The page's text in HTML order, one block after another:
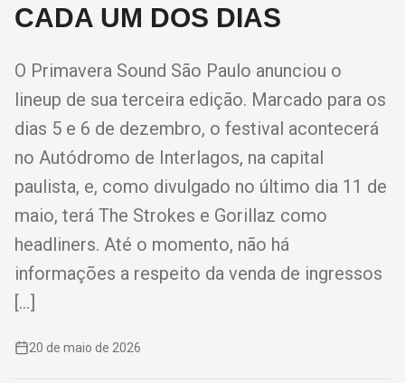
CADA UM DOS DIAS
O Primavera Sound São Paulo anunciou o
lineup de sua terceira edição. Marcado para os
dias 5 e 6 de dezembro, o festival acontecerá
no Autódromo de Interlagos, na capital
paulista, e, como divulgado no último dia 11 de
maio, terá The Strokes e Gorillaz como
headliners. Até o momento, não há
informações a respeito da venda de ingressos
[…]
20 de maio de 2026